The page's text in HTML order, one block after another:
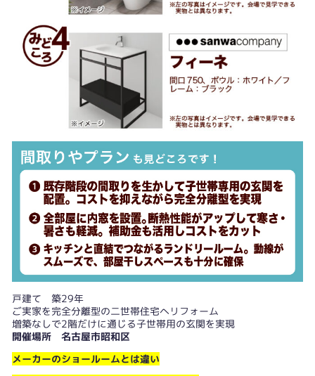
戸建て 築29年
ご実家を完全分離型の二世帯住宅へリフォーム
増築なしで2階だけに通じる子世帯用の玄関を実現
開催場所 名古屋市昭和区
メーカーのショールームとは違い